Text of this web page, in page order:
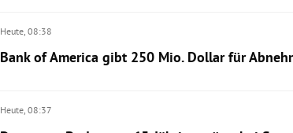
Heute, 08:38
Bank of America gibt 250 Mio. Dollar für
Heute, 08:37